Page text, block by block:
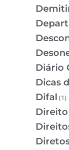
Diário
Dicas
Difal (1)